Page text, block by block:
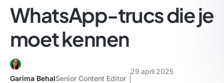
WhatsApp-trucs die je
moet kennen
Garima BehalSenior Content Editor
29 april 2025